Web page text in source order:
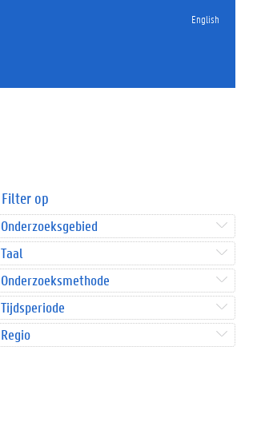
English
Filter op
Onderzoeksgebied
Taal
Onderzoeksmethode
Tijdsperiode
Regio